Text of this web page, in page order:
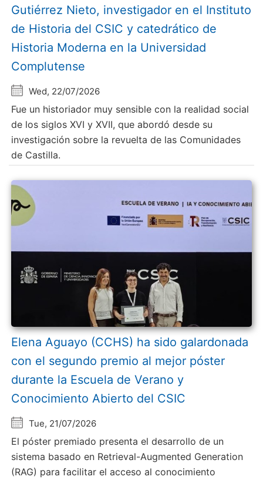
Gutiérrez Nieto, investigador en el Instituto
de Historia del CSIC y catedrático de
Historia Moderna en la Universidad
Complutense
Wed, 22/07/2026
Fue un historiador muy sensible con la realidad social
de los siglos XVI y XVII, que abordó desde su
investigación sobre la revuelta de las Comunidades
de Castilla.
Elena Aguayo (CCHS) ha sido galardonada
con el segundo premio al mejor póster
durante la Escuela de Verano y
Conocimiento Abierto del CSIC
Tue, 21/07/2026
El póster premiado presenta el desarrollo de un
sistema basado en Retrieval-Augmented Generation
(RAG) para facilitar el acceso al conocimiento